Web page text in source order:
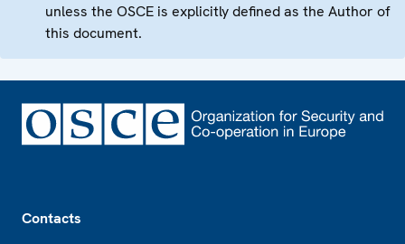
unless the OSCE is explicitly defined as the Author of
this document.
Contacts